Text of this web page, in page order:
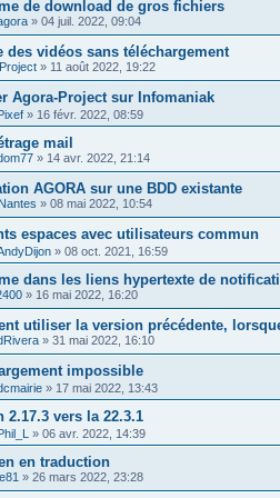
de download de gros fichiers
» 04 juil. 2022, 09:04
des vidéos sans téléchargement
» 11 août 2022, 19:22
Agora-Project sur Infomaniak
» 16 févr. 2022, 08:59
mail
» 14 avr. 2022, 21:14
AGORA sur une BDD existante
» 08 mai 2022, 10:54
espaces avec utilisateurs commun
» 08 oct. 2021, 16:59
dans les liens hypertexte de
» 16 mai 2022, 16:20
utiliser la version précédente,
» 31 mai 2022, 16:10
impossible
» 17 mai 2022, 13:43
2.17.3 vers la 22.3.1
» 06 avr. 2022, 14:39
en traduction
» 26 mars 2022, 23:28